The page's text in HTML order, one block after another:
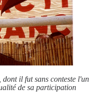
dont il fut sans conteste l'un
de sa participation